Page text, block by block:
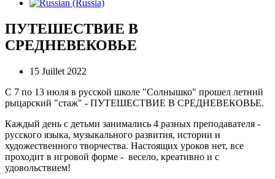
ПУТЕШЕСТВИЕ В
СРЕДНЕВЕКОВЬЕ
15 Juillet 2022
С 7 по 13 июля в русской школе "Солнышко" прошел летний
рыцарский "стаж" - ПУТЕШЕСТВИЕ В СРЕДНЕВЕКОВЬЕ.
Каждый день с детьми занимались 4 разных преподавателя -
русского языка, музыкального развития, истории и
художественного творчества. Настоящих уроков нет, все
проходит в игровой форме - весело, креативно и с
удовольствием!